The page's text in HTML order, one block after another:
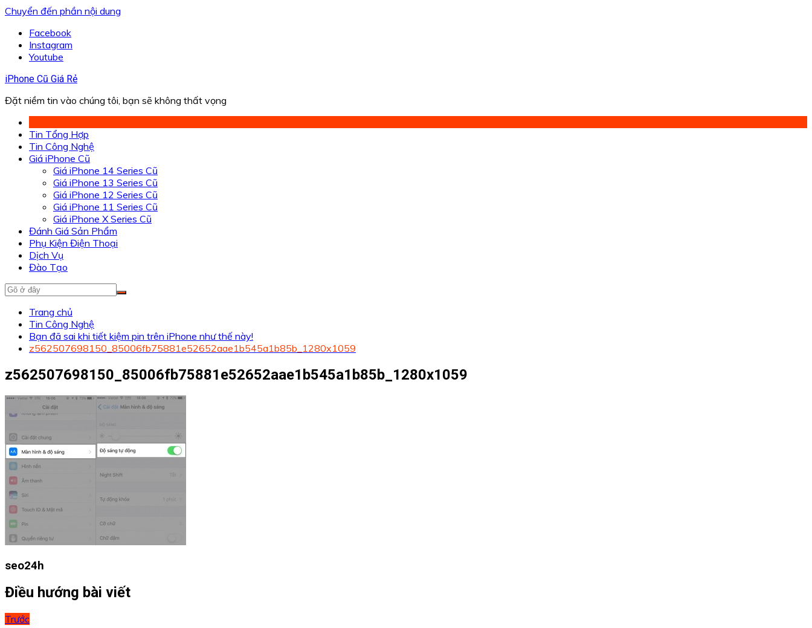
Chuyển đến phần nội dung
Facebook
Instagram
Youtube
iPhone Cũ Giá Rẻ
Đặt niềm tin vào chúng tôi, bạn sẽ không thất vọng
Tin Tổng Hợp
Tin Công Nghệ
Giá iPhone Cũ
Giá iPhone 14 Series Cũ
Giá iPhone 13 Series Cũ
Giá iPhone 12 Series Cũ
Giá iPhone 11 Series Cũ
Giá iPhone X Series Cũ
Đánh Giá Sản Phẩm
Phụ Kiện Điện Thoại
Dịch Vụ
Đào Tạo
Trang chủ
Tin Công Nghệ
Bạn đã sai khi tiết kiệm pin trên iPhone như thế này!
z562507698150_85006fb75881e52652aae1b545a1b85b_1280x1059
z562507698150_85006fb75881e52652aae1b545a1b85b_1280x1059
seo24h
Điều hướng bài viết
Trước